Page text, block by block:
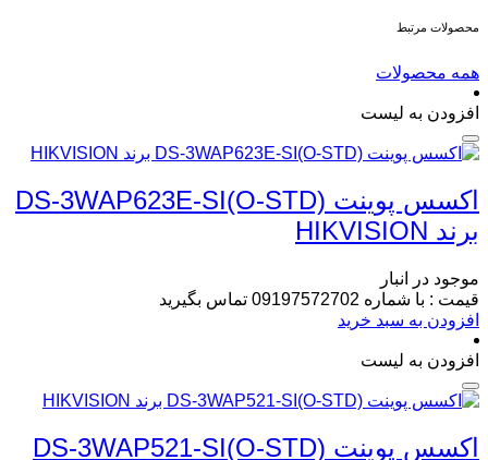
محصولات مرتبط
همه محصولات
افزودن به لیست
اکسس پوینت DS-3WAP623E-SI(O-STD)
برند HIKVISION
موجود در انبار
قیمت : با شماره 09197572702 تماس بگیرید
افزودن به سبد خرید
افزودن به لیست
اکسس پوینت DS-3WAP521-SI(O-STD)